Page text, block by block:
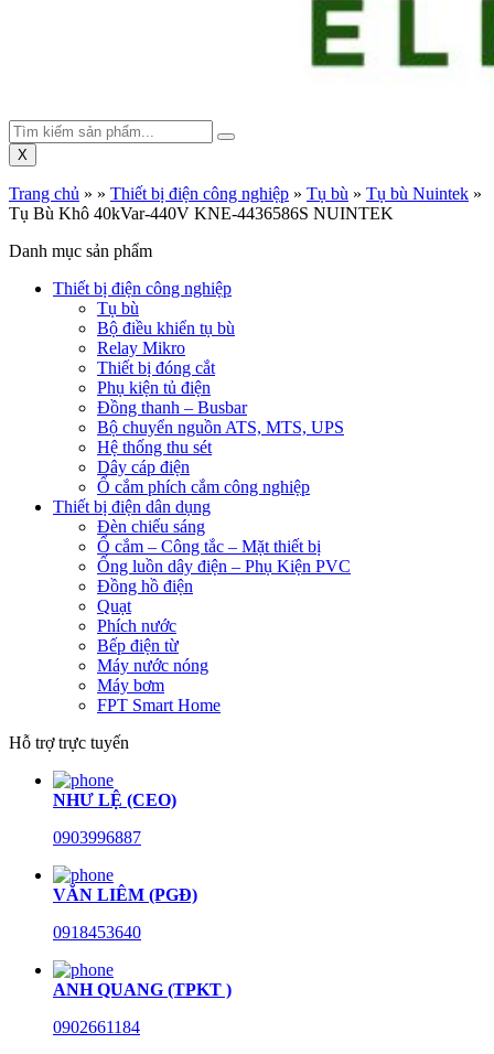
X
Trang chủ » » Thiết bị điện công nghiệp » Tụ bù » Tụ bù Nuintek »
Tụ Bù Khô 40kVar-440V KNE-4436586S NUINTEK
Danh mục sản phẩm
Thiết bị điện công nghiệp
Tụ bù
Bộ điều khiển tụ bù
Relay Mikro
Thiết bị đóng cắt
Phụ kiện tủ điện
Đồng thanh – Busbar
Bộ chuyển nguồn ATS, MTS, UPS
Hệ thống thu sét
Dây cáp điện
Ổ cắm phích cắm công nghiệp
Thiết bị điện dân dụng
Đèn chiếu sáng
Ổ cắm – Công tắc – Mặt thiết bị
Ống luồn dây điện – Phụ Kiện PVC
Đồng hồ điện
Quạt
Phích nước
Bếp điện từ
Máy nước nóng
Máy bơm
FPT Smart Home
Hỗ trợ trực tuyến
NHƯ LỆ (CEO)
0903996887
VĂN LIÊM (PGĐ)
0918453640
ANH QUANG (TPKT )
0902661184